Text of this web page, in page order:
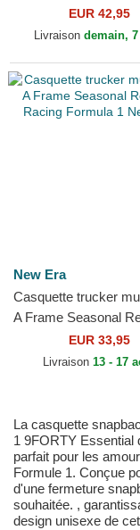
9FORTY M-Crown
Print Red Bull
EUR 42,95
Livraison demain,
New Era
Casquette trucker
A Frame Seasonal
Racing Formula 1
EUR 33,95
Livraison 13 - 17
La casquette
1 9FORTY Essential
parfait pour les
Formule 1. Conçue
d'une fermeture
souhaitée. ,
design unisexe de